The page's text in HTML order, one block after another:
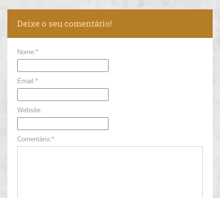
Deixe o seu comentário!
Nome:*
Email:*
Website:
Comentário:*